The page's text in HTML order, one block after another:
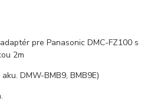
pre Panasonic DMC-FZ100 s
2m
DMW-BMB9, BMB9E)